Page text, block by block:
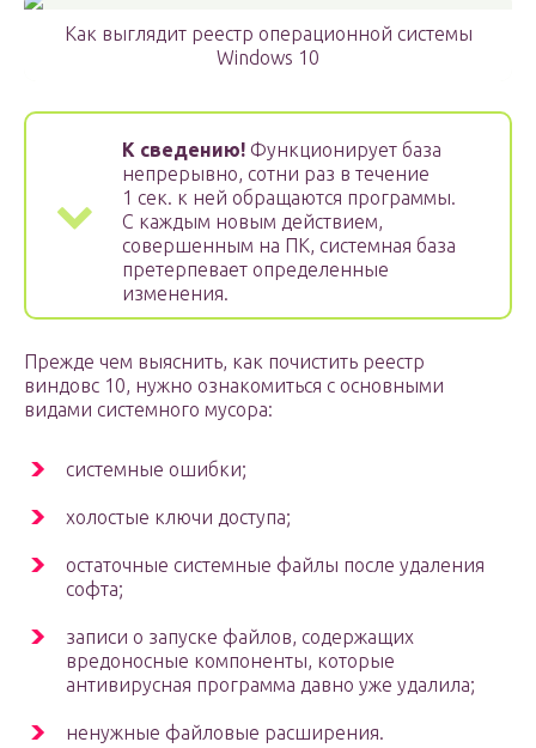
Как выглядит реестр операционной системы
Windows 10
К сведению! Функционирует база
непрерывно, сотни раз в течение
1 сек. к ней обращаются программы.
С каждым новым действием,
совершенным на ПК, системная база
претерпевает определенные
изменения.
Прежде чем выяснить, как почистить реестр
виндовс 10, нужно ознакомиться с основными
видами системного мусора:
системные ошибки;
холостые ключи доступа;
остаточные системные файлы после удаления
софта;
записи о запуске файлов, содержащих
вредоносные компоненты, которые
антивирусная программа давно уже удалила;
ненужные файловые расширения.